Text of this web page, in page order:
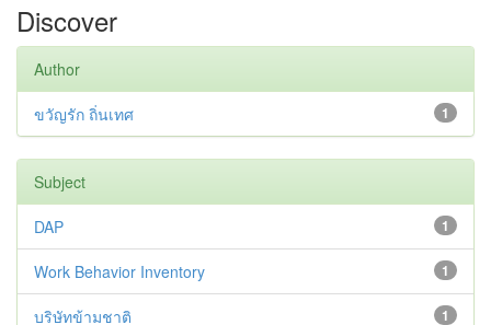
Discover
Author
1
ขวัญรัก ถิ่นเทศ
Subject
1
DAP
1
Work Behavior Inventory
1
บริษัทข้ามชาติ